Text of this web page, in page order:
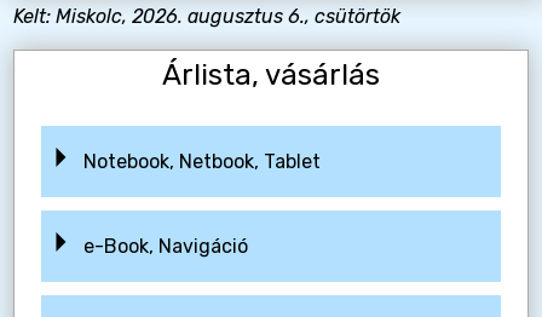
Kelt: Miskolc, 2026. augusztus 6., csütörtök
Árlista, vásárlás
Notebook, Netbook, Tablet
e-Book, Navigáció